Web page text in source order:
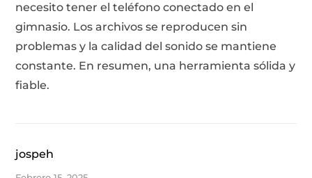
necesito tener el teléfono conectado en el
gimnasio. Los archivos se reproducen sin
problemas y la calidad del sonido se mantiene
constante. En resumen, una herramienta sólida y
fiable.
jospeh